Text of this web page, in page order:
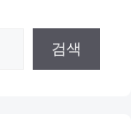
검색